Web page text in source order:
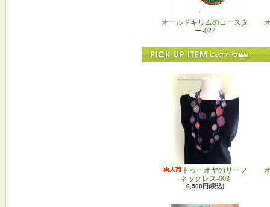
オールドキリムのコースタ
ー-027
トゥーオヤのリーフ
ネックレス-003
6,500円(税込)